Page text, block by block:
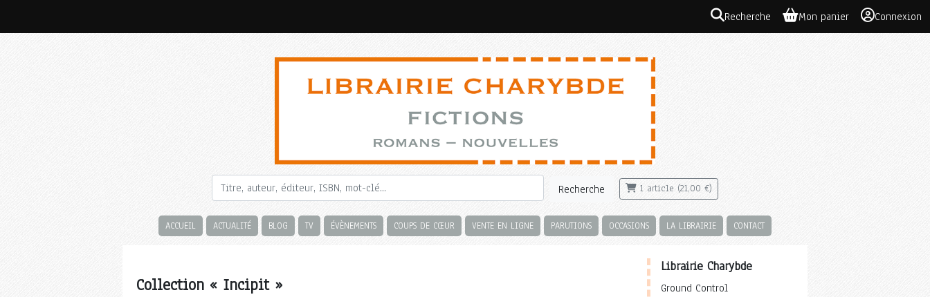
Recherche Mon panier Connexion
Recherche 1 article (21,00 €)
ACCUEIL ACTUALITÉ BLOG TV ÉVÈNEMENTS COUPS DE CŒUR VENTE EN LIGNE PARUTIONS OCCASIONS LA LIBRAIRIE CONTACT
Collection « Incipit »
Librairie Charybde
Ground Control